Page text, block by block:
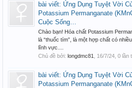
bài viết: Ứng Dụng Tuyệt Vời
Potassium Permanganate
Cuộc Sống…
Chào bạn! Hóa chất Potassium
là “thuốc tím”, là một hợp chất có
lĩnh vực....
Chủ đề bởi: longdmc81 16/7/24 , 0
bài viết: Ứng Dụng Tuyệt Vời
Potassium Permanganate